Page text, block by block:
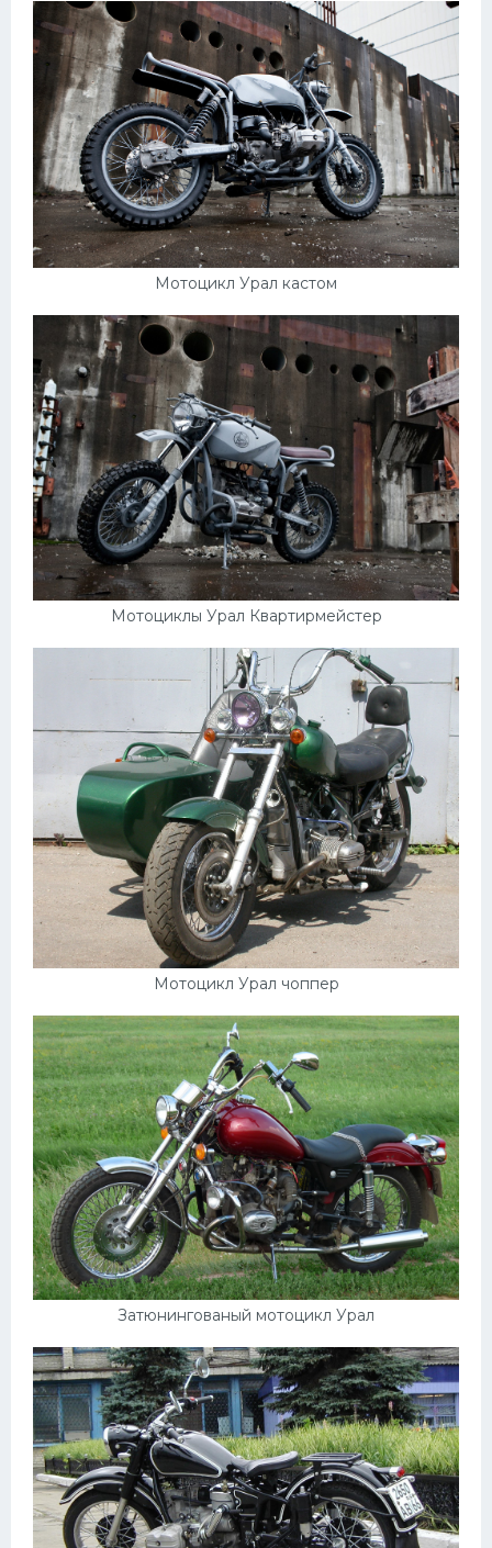
Мотоцикл Урал кастом
Мотоциклы Урал Квартирмейстер
Мотоцикл Урал чоппер
Затюнингованый мотоцикл Урал
Инфинити
ЛУАЗ
Фиат
Ситроен
Субару
Опель
Подводные лодки
Митсубиси
Киа
Танки
Крайслер
Порше
Самолеты
Корабли
Комплектующие
Вертолеты
Мазда
Самокаты
Велосипеды
Рено
Прогулочные суда
Лимузины
Камаз
Автобусы
Хонда
Грузовики
Шевроле
УАЗ
Кадиллак
Феррари
Поезда
Мотоциклы
Ямаха
Додж